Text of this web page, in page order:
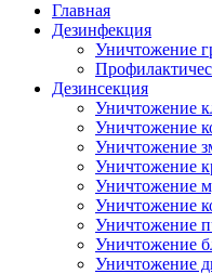
Главная
Дезинфекция
Уничтожение
Дезинсекция
Уничтожение
Уничтожение
Уничтожение
Уничтожение
Уничтожение
Уничтожение
Уничтожение
Уничтожение
Уничтожение